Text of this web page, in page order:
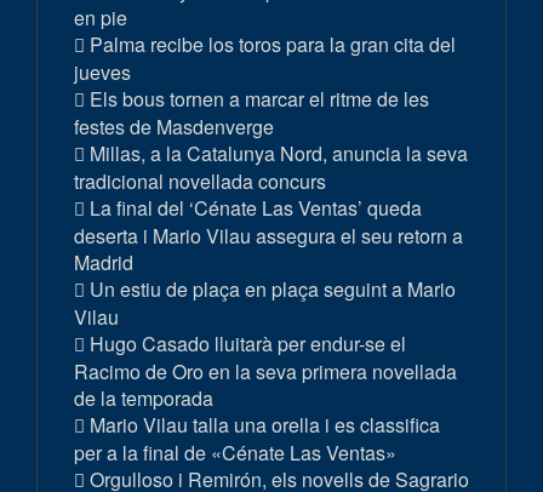
en pie
Palma recibe los toros para la gran cita del
jueves
Els bous tornen a marcar el ritme de les
festes de Masdenverge
Millas, a la Catalunya Nord, anuncia la seva
tradicional novellada concurs
La final del ‘Cénate Las Ventas’ queda
deserta i Mario Vilau assegura el seu retorn a
Madrid
Un estiu de plaça en plaça seguint a Mario
Vilau
Hugo Casado lluitarà per endur-se el
Racimo de Oro en la seva primera novellada
de la temporada
Mario Vilau talla una orella i es classifica
per a la final de «Cénate Las Ventas»
Orgulloso i Remirón, els novells de Sagrario